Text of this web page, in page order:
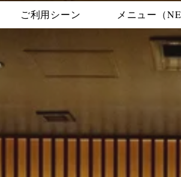
ご利用シーン メニュー（